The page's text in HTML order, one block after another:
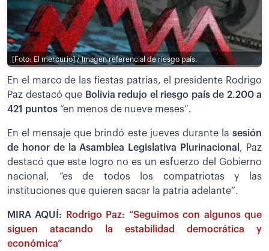
[Foto: El mercurio] / Imagen referencial de riesgo país.
En el marco de las fiestas patrias, el presidente Rodrigo
Paz destacó que Bolivia redujo el riesgo país de 2.200 a
421 puntos “en menos de nueve meses”.
En el mensaje que brindó este jueves durante la sesión
de honor de la Asamblea Legislativa Plurinacional , Paz
destacó que este logro no es un esfuerzo del Gobierno
nacional, “es de todos los compatriotas y las
instituciones que quieren sacar la patria adelante”.
MIRA AQUÍ:
Rodrigo Paz: “Seguimos con algunos que
siguen atacando la estabilidad democrática y
económica”